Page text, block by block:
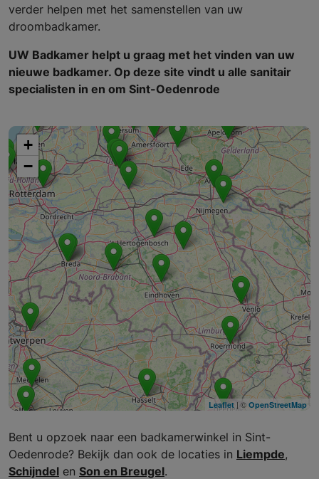
verder helpen met het samenstellen van uw
droombadkamer.
UW Badkamer helpt u graag met het vinden van uw
nieuwe badkamer. Op deze site vindt u alle sanitair
specialisten in en om Sint-Oedenrode
+
−
Leaflet | © OpenStreetMap
Bent u opzoek naar een badkamerwinkel in Sint-
Oedenrode? Bekijk dan ook de locaties in Liempde,
Schijndel en Son en Breugel.